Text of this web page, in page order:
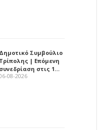
Δημοτικό Συμβούλιο
Τρίπολης | Επόμενη
συνεδρίαση στις 1…
08-2026